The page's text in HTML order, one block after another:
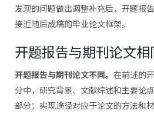
发现的问题做出调整补充后，开题报
接近随后成稿的毕业论文框架。
开题报告与期刊论文相
开题报告与期刊论文不同。 在前述的
分中，研究背景、文献综述和主要论
部分；实现途径对应于论文的方法和